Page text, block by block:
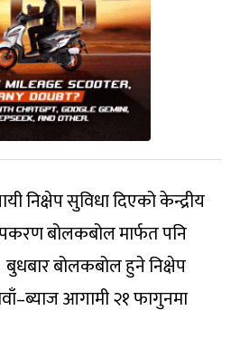
निक्षेप सुविधा दिएको केन्द्रीय
बोलकबोल मार्फत पनि
बोलकबोल हुने निक्षेप
आगामी २१ फागुनमा